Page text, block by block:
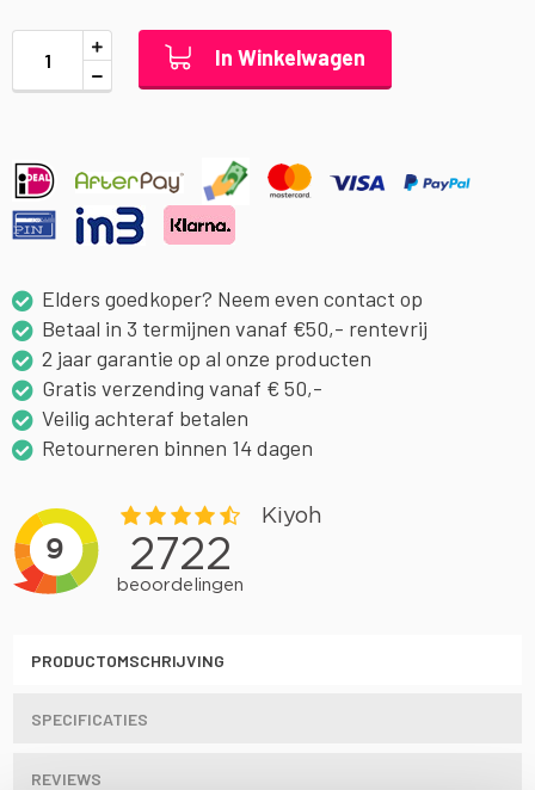
In Winkelwagen
Elders goedkoper? Neem even contact op
Betaal in 3 termijnen vanaf €50,- rentevrij
2 jaar garantie op al onze producten
Gratis verzending vanaf € 50,-
Veilig achteraf betalen
Retourneren binnen 14 dagen
PRODUCTOMSCHRIJVING
SPECIFICATIES
REVIEWS